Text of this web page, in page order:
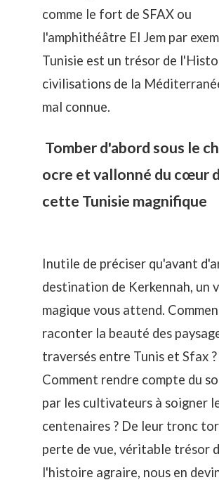
comme le fort de SFAX ou
l'amphithéâtre El Jem par
Tunisie est un trésor de
civilisations de la
mal connue.
Tomber d'abord sous le
ocre et vallonné du cœur
cette Tunisie magnifique
Inutile de préciser qu'avant
destination de Kerkennah, un
magique vous attend.
raconter la beauté des
traversés entre Tunis et Sfax ?
Comment rendre compte du
par les cultivateurs à soigner
centenaires ? De leur tronc
perte de vue, véritable trésor
l'histoire agraire, nous en